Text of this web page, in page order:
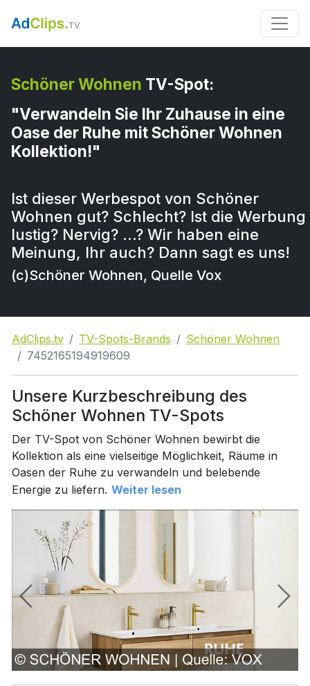
Schöner Wohnen TV-Spot:
"Verwandeln Sie Ihr Zuhause in eine
Oase der Ruhe mit Schöner Wohnen
Kollektion!"
Ist dieser Werbespot von Schöner
Wohnen gut? Schlecht? Ist die Werbung
lustig? Nervig? …? Wir haben eine
Meinung, Ihr auch? Dann sagt es uns!
(c)Schöner Wohnen, Quelle Vox
AdClips.tv TV-Spots-Brands
Schöner Wohnen
7452165194919609
Unsere Kurzbeschreibung des
Schöner Wohnen TV-Spots
Der TV-Spot von Schöner Wohnen bewirbt die
Kollektion als eine vielseitige Möglichkeit, Räume in
Oasen der Ruhe zu verwandeln und belebende
Energie zu liefern. Weiter lesen
...